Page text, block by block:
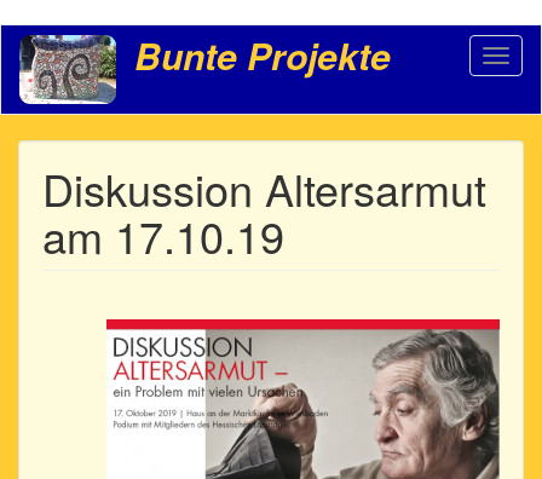
Direkt
zum
Inhalt
Bunte Projekte
Diskussion Altersarmut
am 17.10.19